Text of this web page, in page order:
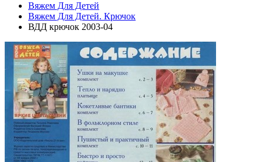
Вяжем Для Детей
Вяжем Для Детей. Крючок
ВДД крючок 2003-04